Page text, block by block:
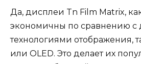
Да, дисплеи Tn Film Matrix,
экономичны по сравнению с
технологиями отображения,
или OLED. Это делает их